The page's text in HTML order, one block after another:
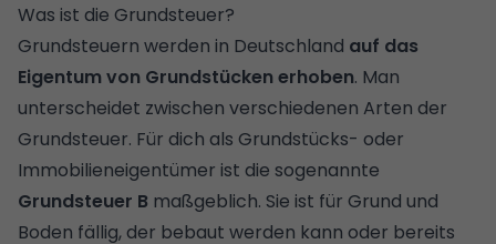
Was ist die Grundsteuer?
Grundsteuern werden in Deutschland auf das
Eigentum von Grundstücken erhoben. Man
unterscheidet zwischen verschiedenen Arten der
Grundsteuer. Für dich als Grundstücks- oder
Immobilieneigentümer ist die sogenannte
Grundsteuer B maßgeblich. Sie ist für Grund und
Boden fällig, der bebaut werden kann oder bereits